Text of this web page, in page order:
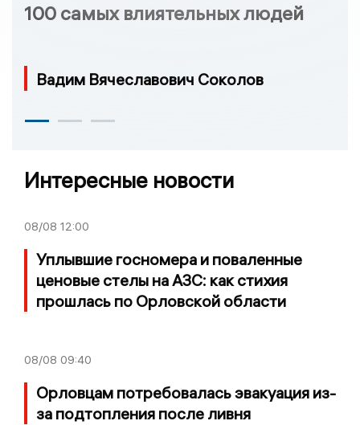
100 самых влиятельных людей
Вадим Вячеславович Соколов
Интересные новости
08/08 12:00
Уплывшие госномера и поваленные
ценовые стелы на АЗС: как стихия
прошлась по Орловской области
08/08 09:40
Орловцам потребовалась эвакуация из-
за подтопления после ливня